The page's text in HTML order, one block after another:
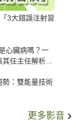
3大錯誤注射習
心臟病嗎？一
任主任解析支
勢：雙能量技術
更多影音